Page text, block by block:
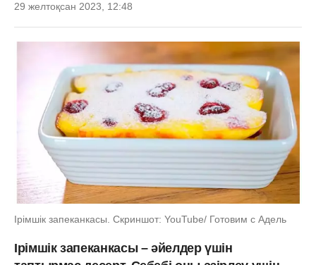
29 желтоқсан 2023, 12:48
Ірімшік запеканкасы. Скриншот: YouTube/ Готовим с Адель
Ірімшік запеканкасы – әйелдер үшін